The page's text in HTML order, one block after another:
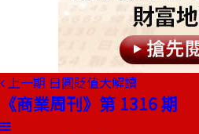
上一期 日圓貶值大解讀
《商業周刊》第 1316 期